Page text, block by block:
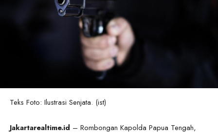
Teks Foto: Ilustrasi Senjata. (ist)
Jakartarealtime.id – Rombongan Kapolda Papua Tengah,